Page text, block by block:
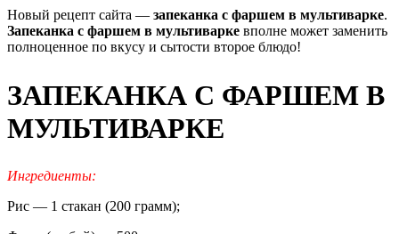
Новый рецепт сайта — запеканка с фаршем в мультиварке.
Запеканка с фаршем в мультиварке вполне может заменить
полноценное по вкусу и сытости второе блюдо!
ЗАПЕКАНКА С ФАРШЕМ В
МУЛЬТИВАРКЕ
Ингредиенты:
Рис — 1 стакан (200 грамм);